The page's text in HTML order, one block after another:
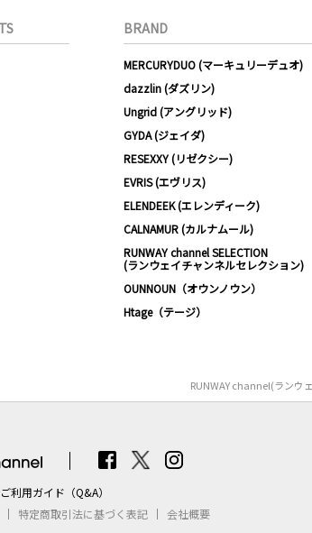
BRAND
MERCURYDUO (マーキュリーデュオ)
dazzlin (ダズリン)
Ungrid (アングリッド)
GYDA (ジェイダ)
RESEXXY (リゼクシー)
EVRIS (エヴリス)
ELENDEEK (エレンディーク)
CALNAMUR (カルナムール)
RUNWAY channel SELECTION
(ランウェイチャンネルセレクション)
OUNNOUN（オウンノウン）
Htage（テージ）
RUNWAY channel(ランウ
ご利用ガイド（Q&A）
特定商取引法に基づく表記 会社概要